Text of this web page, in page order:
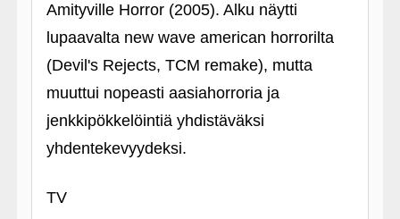
Amityville Horror (2005). Alku näytti
lupaavalta new wave american horrorilta
(Devil's Rejects, TCM remake), mutta
muuttui nopeasti aasiahorroria ja
jenkkipökkelöintiä yhdistäväksi
yhdentekevyydeksi.
TV